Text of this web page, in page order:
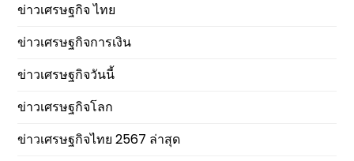
ข่าวเศรษฐกิจ ไทย
ข่าวเศรษฐกิจการเงิน
ข่าวเศรษฐกิจวันนี้
ข่าวเศรษฐกิจโลก
ข่าวเศรษฐกิจไทย 2567 ล่าสุด